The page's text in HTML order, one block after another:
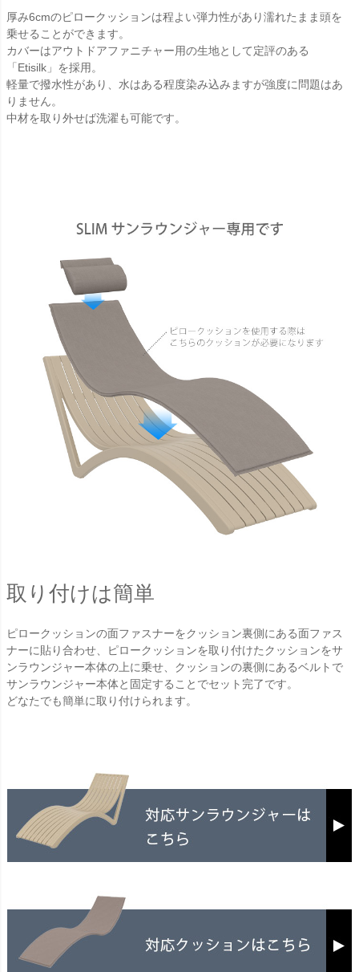
厚み6cmのピロークッションは程よい弾力性があり濡れたまま頭を
乗せることができます。
カバーはアウトドアファニチャー用の生地として定評のある
「Etisilk」を採用。
軽量で撥水性があり、水はある程度染み込みますが強度に問題はあ
りません。
中材を取り外せば洗濯も可能です。
取り付けは簡単
ピロークッションの面ファスナーをクッション裏側にある面ファス
ナーに貼り合わせ、ピロークッションを取り付けたクッションをサ
ンラウンジャー本体の上に乗せ、クッションの裏側にあるベルトで
サンラウンジャー本体と固定することでセット完了です。
どなたでも簡単に取り付けられます。